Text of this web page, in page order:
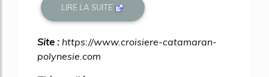
LIRE LA SUITE
Site : https://www.croisiere-catamaran-
polynesie.com